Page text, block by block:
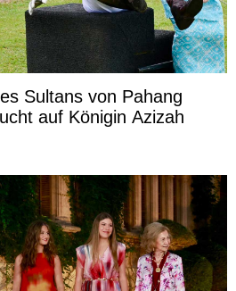
Sultans von Pahang
auf Königin Azizah